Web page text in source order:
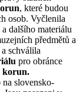
, které budou
osob. Vyčlenila
dalšího materiálu
předmětů a
schválila
pro obránce
korun.
slovensko-